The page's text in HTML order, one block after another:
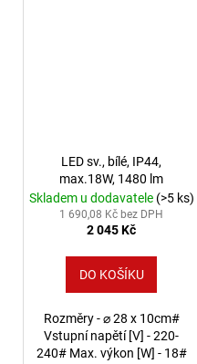
LED sv., bílé, IP44,
max.18W, 1480 lm
Skladem u dodavatele (>5 ks)
1 690,08 Kč bez DPH
2 045 Kč
DO KOŠÍKU
Rozměry - ⌀ 28 x 10cm#
Vstupní napětí [V] - 220-
240# Max. výkon [W] - 18#